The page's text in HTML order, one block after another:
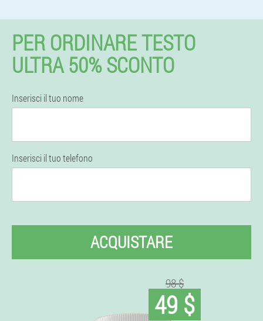
PER ORDINARE TESTO
ULTRA 50% SCONTO
Inserisci il tuo nome
Inserisci il tuo telefono
ACQUISTARE
98 $
49 $